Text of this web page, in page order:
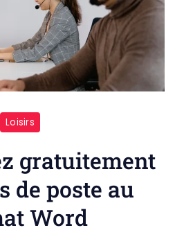
Loisirs
gratuitement
de poste au
Word